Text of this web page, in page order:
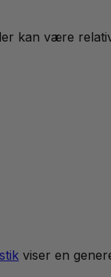
kan være
viser en